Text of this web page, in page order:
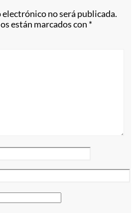
no será publicada.
están marcados con *